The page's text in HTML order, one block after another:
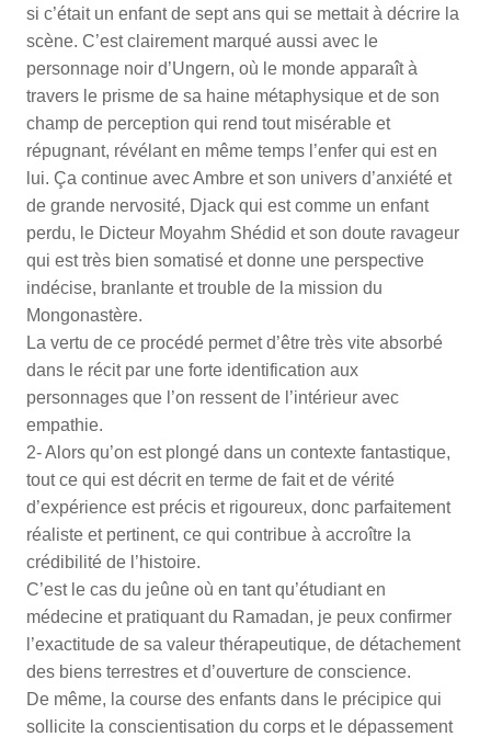
si c’était un enfant de sept ans qui se mettait à décrire la
scène. C’est clairement marqué aussi avec le
personnage noir d’Ungern, où le monde apparaît à
travers le prisme de sa haine métaphysique et de son
champ de perception qui rend tout misérable et
répugnant, révélant en même temps l’enfer qui est en
lui. Ça continue avec Ambre et son univers d’anxiété et
de grande nervosité, Djack qui est comme un enfant
perdu, le Dicteur Moyahm Shédid et son doute ravageur
qui est très bien somatisé et donne une perspective
indécise, branlante et trouble de la mission du
Mongonastère.
La vertu de ce procédé permet d’être très vite absorbé
dans le récit par une forte identification aux
personnages que l’on ressent de l’intérieur avec
empathie.
2- Alors qu’on est plongé dans un contexte fantastique,
tout ce qui est décrit en terme de fait et de vérité
d’expérience est précis et rigoureux, donc parfaitement
réaliste et pertinent, ce qui contribue à accroître la
crédibilité de l’histoire.
C’est le cas du jeûne où en tant qu’étudiant en
médecine et pratiquant du Ramadan, je peux confirmer
l’exactitude de sa valeur thérapeutique, de détachement
des biens terrestres et d’ouverture de conscience.
De même, la course des enfants dans le précipice qui
sollicite la conscientisation du corps et le dépassement